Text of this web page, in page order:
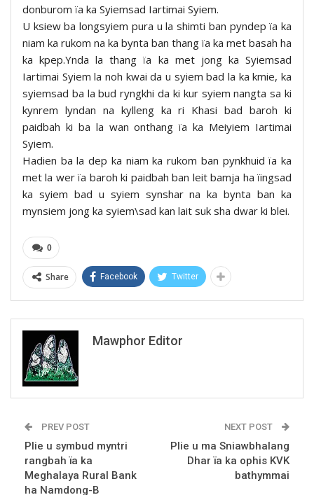
donburom ïa ka Syiemsad Iartimai Syiem.
U ksiew ba longsyiem pura u la shimti ban pyndep ïa ka
niam ka rukom na ka bynta ban thang ïa ka met basah ha
ka kpep.Ynda la thang ïa ka met jong ka Syiemsad
Iartimai Syiem la noh kwai da u syiem bad la ka kmie, ka
syiemsad ba la bud ryngkhi da ki kur syiem nangta sa ki
kynrem lyndan na kylleng ka ri Khasi bad baroh ki
paidbah ki ba la wan onthang ïa ka Meiyiem Iartimai
Syiem.
Hadien ba la dep ka niam ka rukom ban pynkhuid ïa ka
met la wer ïa baroh ki paidbah ban leit bamja ha ïingsad
ka syiem bad u syiem synshar na ka bynta ban ka
mynsiem jong ka syiem\sad kan lait suk sha dwar ki blei.
0
Share Facebook Twitter
Mawphor Editor
PREV POST
Plie u symbud myntri
rangbah ïa ka
Meghalaya Rural Bank
ha Namdong-B
NEXT POST
Plie u ma Sniawbhalang
Dhar ïa ka ophis KVK
bathymmai